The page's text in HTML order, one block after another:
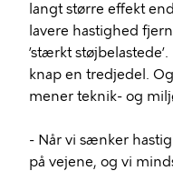
langt større effekt
lavere hastighed
’stærkt
knap en tredjedel.
mener teknik- og
- Når vi sænker
på vejene, og vi